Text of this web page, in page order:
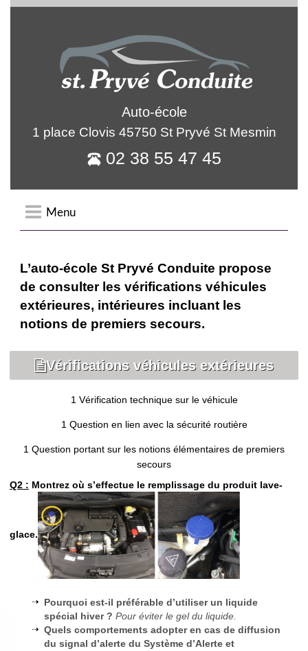
Auto-école
1 place Clovis 45750 St Pryvé St Mesmin
02 38 55 47 45
Menu
Agence
Permis B manuelle
Permis B automatique
Conduite accompagnée
Permis AM
Vérifications intérieures
Vérifications extérieures
Actu
Contact/Réclamation
L’auto-école St Pryvé Conduite propose
de consulter les vérifications véhicules
extérieures, intérieures incluant les
notions de premiers secours.
Vérifications véhicules extérieures
1 Vérification technique sur le véhicule
1 Question en lien avec la sécurité routière
1 Question portant sur les notions élémentaires de premiers
secours
Q2 : Montrez où s’effectue le remplissage du produit lave-
glace.
Pourquoi est-il préférable d’utiliser un liquide
spécial hiver ? Pour éviter le gel du liquide.
Quels comportements adopter en cas de diffusion
du signal d’alerte du Système d’Alerte et